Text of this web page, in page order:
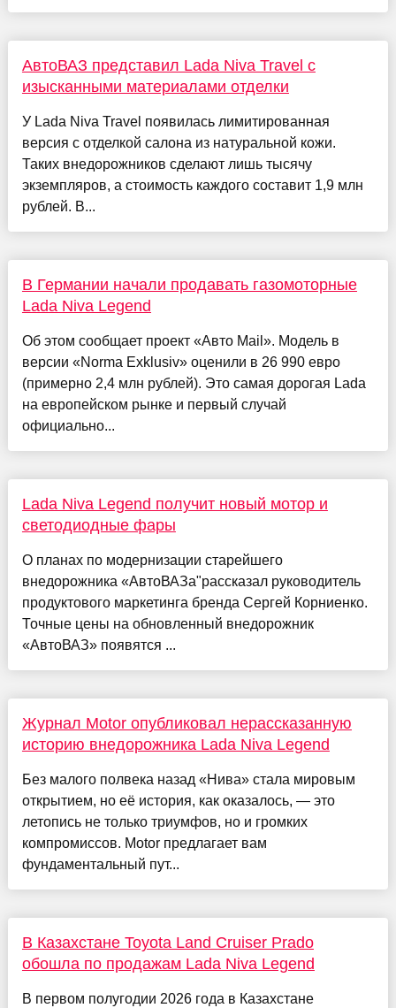
АвтоВАЗ представил Lada Niva Travel с
изысканными материалами отделки
У Lada Niva Travel появилась лимитированная
версия с отделкой салона из натуральной кожи.
Таких внедорожников сделают лишь тысячу
экземпляров, а стоимость каждого составит 1,9 млн
рублей. В...
В Германии начали продавать газомоторные
Lada Niva Legend
Об этом сообщает проект «Авто Mail». Модель в
версии «Norma Exklusiv» оценили в 26 990 евро
(примерно 2,4 млн рублей). Это самая дорогая Lada
на европейском рынке и первый случай
официально...
Lada Niva Legend получит новый мотор и
светодиодные фары
О планах по модернизации старейшего
внедорожника «АвтоВАЗа"рассказал руководитель
продуктового маркетинга бренда Сергей Корниенко.
Точные цены на обновленный внедорожник
«АвтоВАЗ» появятся ...
Журнал Motor опубликовал нерассказанную
историю внедорожника Lada Niva Legend
Без малого полвека назад «Нива» стала мировым
открытием, но её история, как оказалось, — это
летопись не только триумфов, но и громких
компромиссов. Motor предлагает вам
фундаментальный пут...
В Казахстане Toyota Land Cruiser Prado
обошла по продажам Lada Niva Legend
В первом полугодии 2026 года в Казахстане